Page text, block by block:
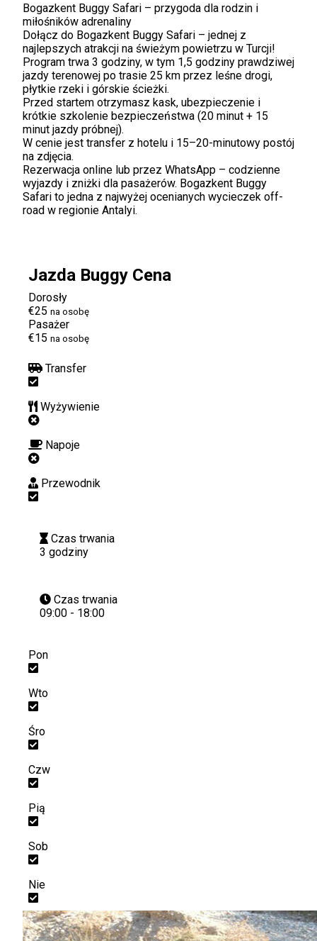
Bogazkent Buggy Safari – przygoda dla rodzin i
miłośników adrenaliny
Dołącz do Bogazkent Buggy Safari – jednej z
najlepszych atrakcji na świeżym powietrzu w Turcji!
Program trwa 3 godziny, w tym 1,5 godziny prawdziwej
jazdy terenowej po trasie 25 km przez leśne drogi,
płytkie rzeki i górskie ścieżki.
Przed startem otrzymasz kask, ubezpieczenie i
krótkie szkolenie bezpieczeństwa (20 minut + 15
minut jazdy próbnej).
W cenie jest transfer z hotelu i 15–20-minutowy postój
na zdjęcia.
Rezerwacja online lub przez WhatsApp – codzienne
wyjazdy i zniżki dla pasażerów. Bogazkent Buggy
Safari to jedna z najwyżej ocenianych wycieczek off-
road w regionie Antalyi.
Jazda Buggy Cena
Dorosły
€25 na osobę
Pasażer
€15 na osobę
Transfer
Wyżywienie
Napoje
Przewodnik
Czas trwania
3 godziny
Czas trwania
09:00 - 18:00
Pon
Wto
Śro
Czw
Pią
Sob
Nie